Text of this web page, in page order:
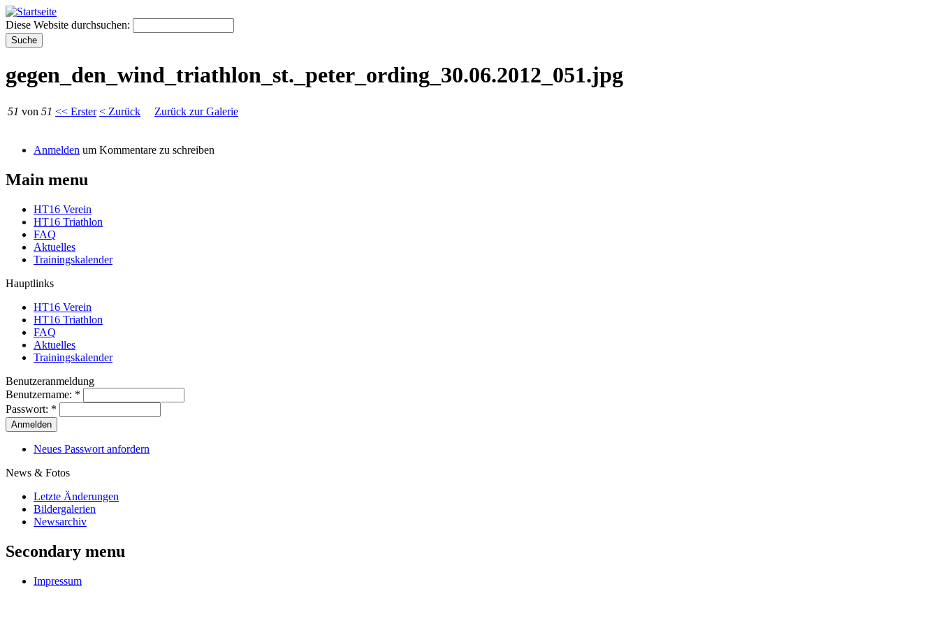
Diese Website durchsuchen:
gegen_den_wind_triathlon_st._peter_ording_30.06.2012_051.jpg
51 von 51 << Erster < Zurück Zurück zur Galerie
Anmelden um Kommentare zu schreiben
Main menu
HT16 Verein
HT16 Triathlon
FAQ
Aktuelles
Trainingskalender
Hauptlinks
HT16 Verein
HT16 Triathlon
FAQ
Aktuelles
Trainingskalender
Benutzeranmeldung
Benutzername: *
Passwort: *
Neues Passwort anfordern
News & Fotos
Letzte Änderungen
Bildergalerien
Newsarchiv
Secondary menu
Impressum